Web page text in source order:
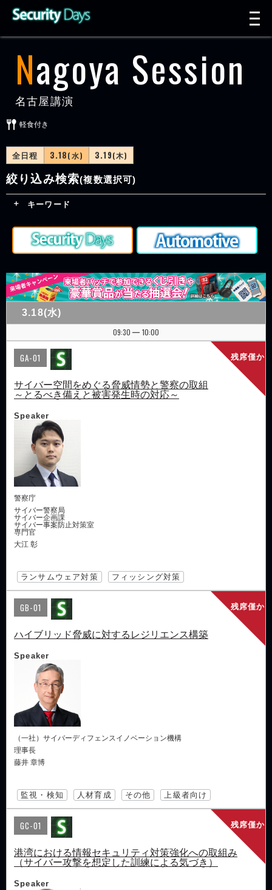
Nagoya Session
名古屋講演
全日程 3.18(水) 3.19(木)
軽食付き
絞り込み検索(複数選択可)
キーワード
3.18(水)
09:30
| 10:00
残席僅か
GA-01
サイバー空間をめぐる脅威情勢と警察の取組
～とるべき備えと被害発生時の対応～
Speaker
警察庁
サイバー警察局
サイバー企画課
サイバー事案防止対策室
専門官
大江 彰
ランサムウェア対策 フィッシング対策
残席僅か
GB-01
ハイブリッド脅威に対するレジリエンス構築
Speaker
（一社）サイバーディフェンスイノベーション機構
理事長
藤井 章博
監視・検知 人材育成 その他 上級者向け
残席僅か
GC-01
港湾における情報セキュリティ対策強化への取組み
（サイバー攻撃を想定した訓練による気づき）
Speaker